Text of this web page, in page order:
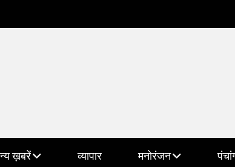
ख़बरें व्यापार मनोरंजन